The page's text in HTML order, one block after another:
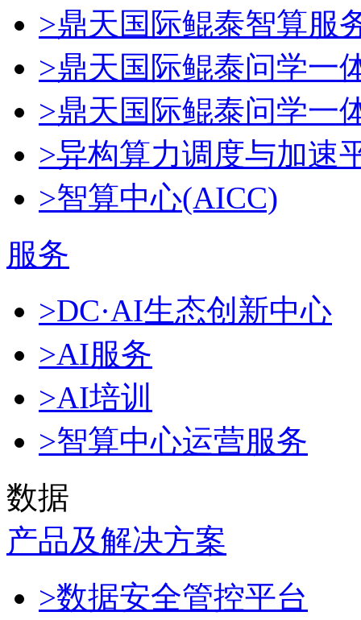
>鼎天国际鲲泰智算服
>鼎天国际鲲泰问学一
>鼎天国际鲲泰问学一
>异构算力调度与加速
>智算中心(AICC)
服务
>DC·AI生态创新中心
>AI服务
>AI培训
>智算中心运营服务
数据
产品及解决方案
>数据安全管控平台